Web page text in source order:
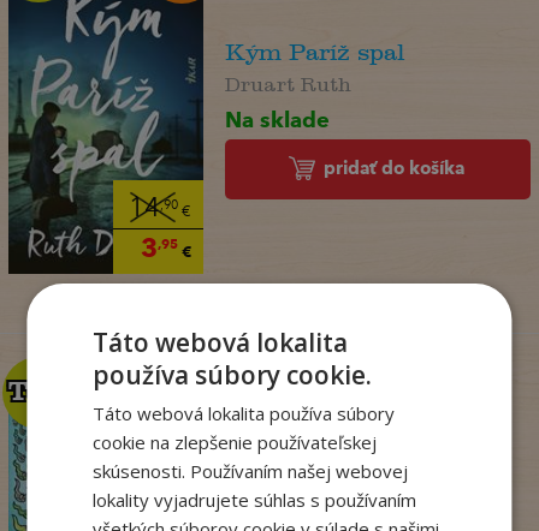
14,90€
3,95€
Kým Paríž spal
Druart Ruth
Na sklade
pridať do košíka
TOP
TOP
Dogman. Larva 22 (8)
Dav Pilkey
Táto webová lokalita
používa súbory cookie.
Táto webová lokalita používa súbory
cookie na zlepšenie používateľskej
skúsenosti. Používaním našej webovej
lokality vyjadrujete súhlas s používaním